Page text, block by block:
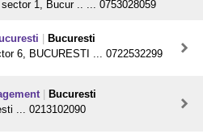
1, Bucur .. ... 0753028059
Bucuresti
6, BUCURESTI ... 0722532299
Bucuresti
... 0213102090